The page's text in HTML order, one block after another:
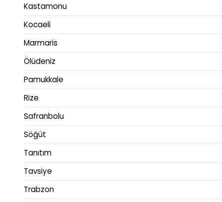
Kastamonu
Kocaeli
Marmaris
Ölüdeniz
Pamukkale
Rize
Safranbolu
Söğüt
Tanıtım
Tavsiye
Trabzon